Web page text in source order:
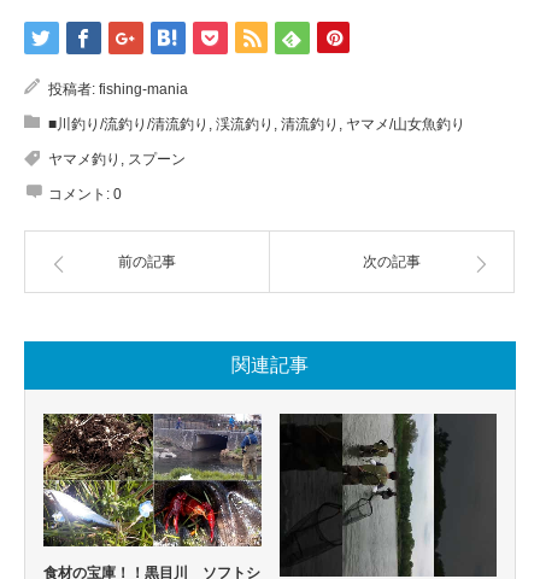
投稿者: fishing-mania
■川釣り/流釣り/清流釣り , 渓流釣り , 清流釣り , ヤマメ/山女魚釣り
ヤマメ釣り , スプーン
コメント: 0
前の記事 次の記事
関連記事
食材の宝庫！！黒目川 ソフトシ